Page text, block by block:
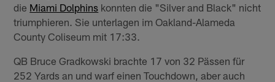
die Miami Dolphins konnten die "Silver and Black" nicht
triumphieren. Sie unterlagen im Oakland-Alameda
County Coliseum mit 17:33.
QB Bruce Gradkowski brachte 17 von 32 Pässen für
252 Yards an und warf einen Touchdown, aber auch